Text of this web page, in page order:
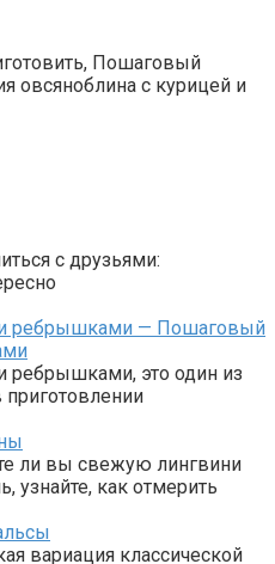
Пошаговый
овсяноблина с курицей и
с друзьями:
ребрышками — Пошаговый
ребрышками, это один из
ли вы свежую лингвини
узнайте, как отмерить
вариация классической